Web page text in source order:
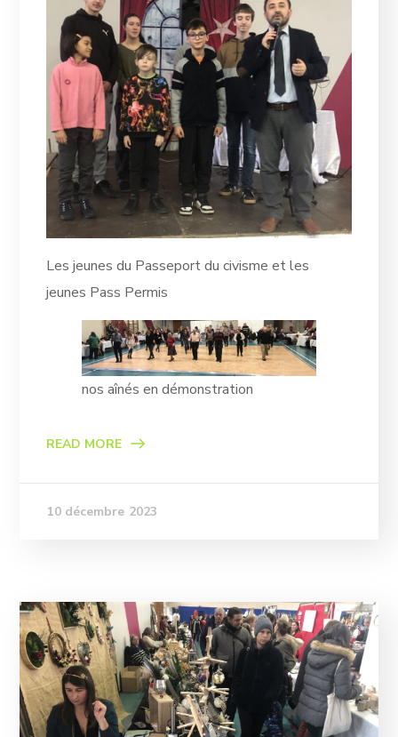
Les jeunes du Passeport du civisme et les
jeunes Pass Permis
nos aînés en démonstration
READ MORE
10 décembre 2023